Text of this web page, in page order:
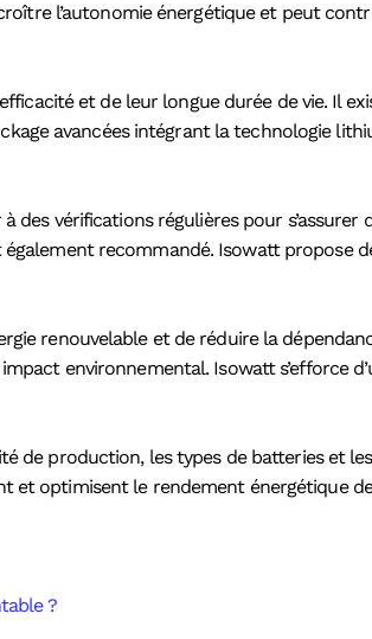
l’autonomie énergétique et peut
et de leur longue durée de vie. Il
avancées intégrant la technologie
vérifications régulières pour s’assurer
recommandé. Isowatt propose
renouvelable et de réduire la
environnemental. Isowatt s’efforce
de production, les types de batteries et
et optimisent le rendement énergétique
?